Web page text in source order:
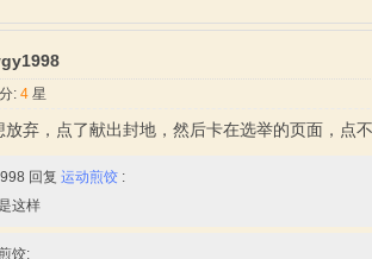
: 4 星
放弃，点了献出封地，然后卡在选举的页面，点
回复 运动煎饺 :
这样
饺: